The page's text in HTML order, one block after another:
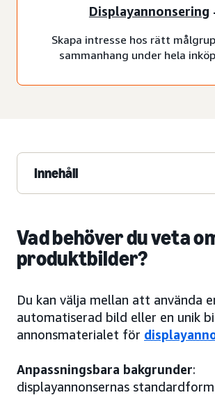
Displayannonsering
Skapa intresse hos rätt
sammanhang under hela
Innehåll
Vad behöver du veta
produktbilder?
Du kan välja mellan att använda
automatiserad bild eller en unik
annonsmaterialet för
Anpassningsbara bakgrunder:
displayannonsernas